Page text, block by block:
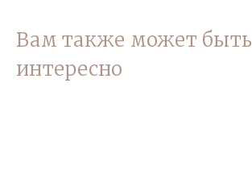
Вам также может быть
интересно